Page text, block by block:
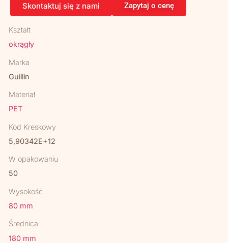
Skontaktuj się z nami Zapytaj o cenę
Kształt
okrągły
Marka
Guillin
Materiał
PET
Kod Kreskowy
5,90342E+12
W opakowaniu
50
Wysokość
80 mm
Średnica
180 mm